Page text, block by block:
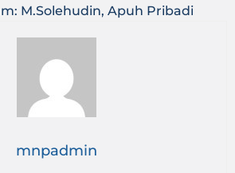
M.Solehudin, Apuh Pribadi
mnpadmin